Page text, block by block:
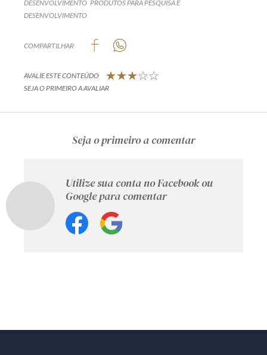
DESENVOLVIMENTO PRODUTOS PARA PESQUISA E
DESENVOLVIMENTO
COMPARTILHAR
AVALIE ESTE CONTEÚDO
SEJA O PRIMEIRO A AVALIAR
Seja o primeiro a comentar
Utilize sua conta no Facebook ou
Google para comentar